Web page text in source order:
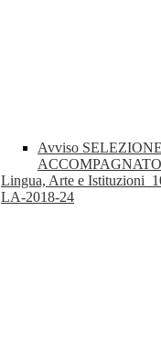
Avviso SELEZIONE
Lingua, Arte e
LA-2018-24